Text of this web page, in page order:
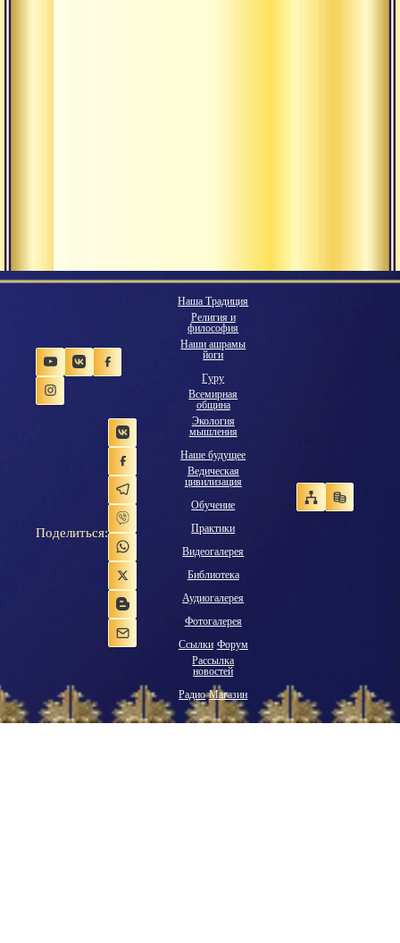
Поделиться:
Наша Традиция
Религия и
философия
Наши ашрамы
йоги
Гуру
Всемирная
община
Экология
мышления
Наше будущее
Ведическая
цивилизация
Обучение
Практики
Видеогалерея
Библиотека
Аудиогалерея
Фотогалерея
Ссылки Форум
Рассылка
новостей
Радио Магазин